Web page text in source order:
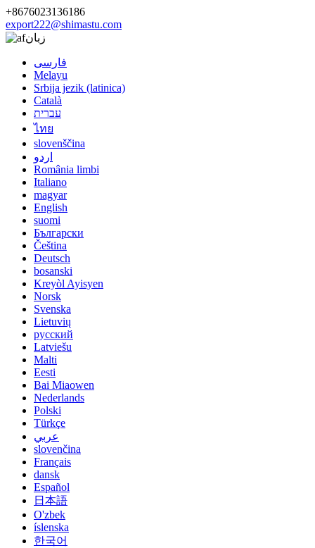
+8676023136186
export222@shimastu.com
زبان
فارسی
Melayu
Srbija jezik (latinica)
Català
עברית
ไทย
slovenščina
اردو
România limbi
Italiano
magyar
English
suomi
Български
Čeština
Deutsch
bosanski
Kreyòl Ayisyen
Norsk
Svenska
Lietuvių
русский
Latviešu
Malti
Eesti
Bai Miaowen
Nederlands
Polski
Türkçe
عربي
slovenčina
Français
dansk
Español
日本語
O'zbek
íslenska
한국어